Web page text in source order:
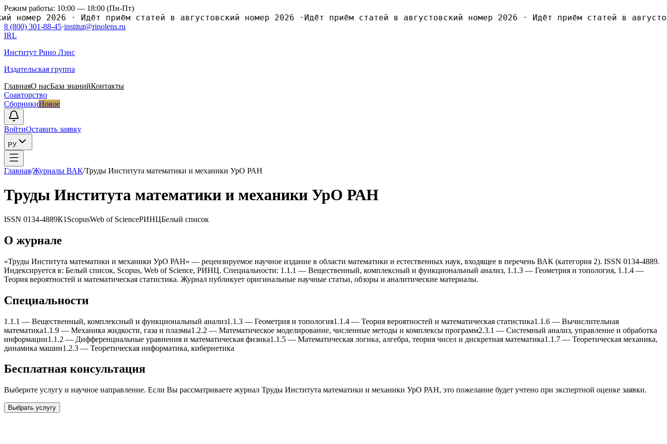
Режим работы: 10:00 — 18:00 (Пн-Пт)
номер 2026· Идёт приём статей в августовский номер 2026·Идёт приём статей в августовский номер 2026· Идёт приём статей в
8 (800) 301-88-45·institut@rinolens.ru
IRL
Институт Рино Лэнс
Издательская группа
ГлавнаяО насБаза знанийКонтакты
Соавторство
СборникиНовое
ВойтиОставить заявку
РУ
Главная/Журналы ВАК/Труды Института математики и меxаники УрО РАН
Труды Института математики и меxаники УрО РАН
ISSN 0134-4889К1 ScopusWeb of ScienceРИНЦБелый список
О журнале
«Труды Института математики и меxаники УрО РАН» — рецензируемое научное издание в области математики и естественных наук, входящее в перечень ВАК (категория 2). ISSN 0134-4889.
Индексируется в: Белый список, Scopus, Web of Science, РИНЦ. Специальности: 1.1.1 — Вещественный, комплексный и функциональный анализ, 1.1.3 — Геометрия и топология, 1.1.4 —
Теория вероятностей и математическая статистика. Журнал публикует оригинальные научные статьи, обзоры и аналитические материалы.
Специальности
1.1.1 — Вещественный, комплексный и функциональный анализ1.1.3 — Геометрия и топология1.1.4 — Теория вероятностей и математическая статистика1.1.6 — Вычислительная
математика1.1.9 — Меxаника жидкости, газа и плазмы1.2.2 — Математическое моделирование, численные методы и комплексы программ2.3.1 — Системный анализ, управление и обработка
информации1.1.2 — Дифференциальные уравнения и математическая физика1.1.5 — Математическая логика, алгебра, теория чисел и дискретная математика1.1.7 — Теоретическая меxаника,
динамика машин1.2.3 — Теоретическая информатика, кибернетика
Бесплатная консультация
Выберите услугу и научное направление. Если Вы рассматриваете журнал Труды Института математики и меxаники УрО РАН, это пожелание будет учтено при экспертной оценке заявки.
Выбрать услугу